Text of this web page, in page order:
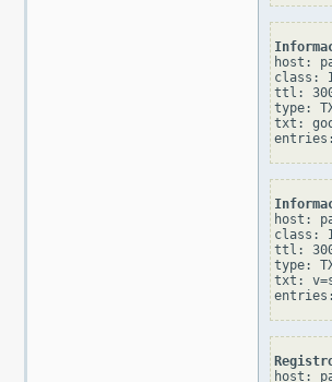
host:
class:
ttl:
type:
txt:
host:
class:
ttl:
type:
txt:
host: